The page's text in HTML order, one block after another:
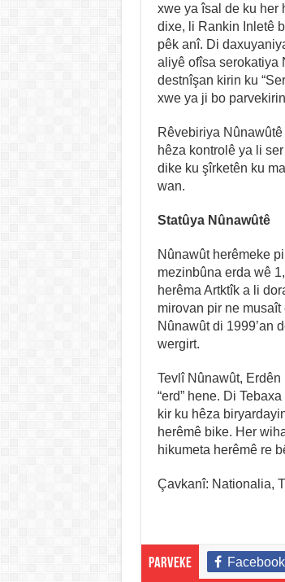
xwe ya îsal de ku her
dixe, li Rankin Inletê
pêk anî. Di
aliyê ofîsa serokatiya
destnîşan kirin ku
xwe ya ji bo
Rêvebiriya
hêza kontrolê ya li
dike ku şîrketên ku
wan.
Statûya Nûnawûtê
Nûnawût herêmeke
mezinbûna erda wê
herêma Artktîk a li
mirovan pir ne
Nûnawût di 1999’an
wergirt.
Tevlî Nûnawût,
“erd” hene. Di
kir ku hêza
herêmê bike. Her
hikumeta herêmê re
Çavkanî: Nationalia,
Parveke Facebook